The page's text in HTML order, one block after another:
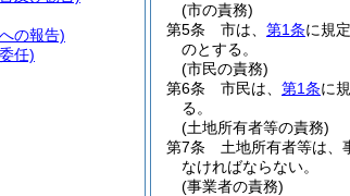
(市の責務)
第5条
市は、 第1条に規
のとする。
(市民の責務)
第6条
市民は、 第1条に
る。
(土地所有者等の責務)
第7条
土地所有者等は、
なければならない。
(事業者の責務)
の報告)
任)